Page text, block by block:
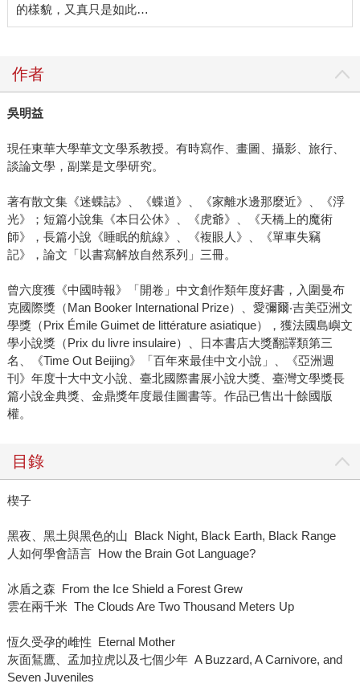
的樣貌，又真只是如此…
作者
吳明益
現任東華大學華文文學系教授。有時寫作、畫圖、攝影、旅行、
談論文學，副業是文學研究。
著有散文集《迷蝶誌》、《蝶道》、《家離水邊那麼近》、《浮
光》；短篇小說集《本日公休》、《虎爺》、《天橋上的魔術
師》，長篇小說《睡眠的航線》、《複眼人》、《單車失竊
記》，論文「以書寫解放自然系列」三冊。
曾六度獲《中國時報》「開卷」中文創作類年度好書，入圍曼布
克國際獎（Man Booker International Prize）、愛彌爾‧吉美亞洲文
學獎（Prix Émile Guimet de littérature asiatique），獲法國島嶼文
學小說獎（Prix du livre insulaire）、日本書店大獎翻譯類第三
名、《Time Out Beijing》「百年來最佳中文小說」、《亞洲週
刊》年度十大中文小說、臺北國際書展小說大獎、臺灣文學獎長
篇小說金典獎、金鼎獎年度最佳圖書等。作品已售出十餘國版
權。
目錄
楔子
黑夜、黑土與黑色的山 Black Night, Black Earth, Black Range
人如何學會語言 How the Brain Got Language?
冰盾之森 From the Ice Shield a Forest Grew
雲在兩千米 The Clouds Are Two Thousand Meters Up
恆久受孕的雌性 Eternal Mother
灰面鵟鷹、孟加拉虎以及七個少年 A Buzzard, A Carnivore, and
Seven Juveniles